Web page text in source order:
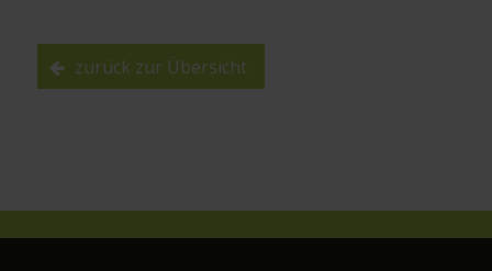
zurück zur Übersicht